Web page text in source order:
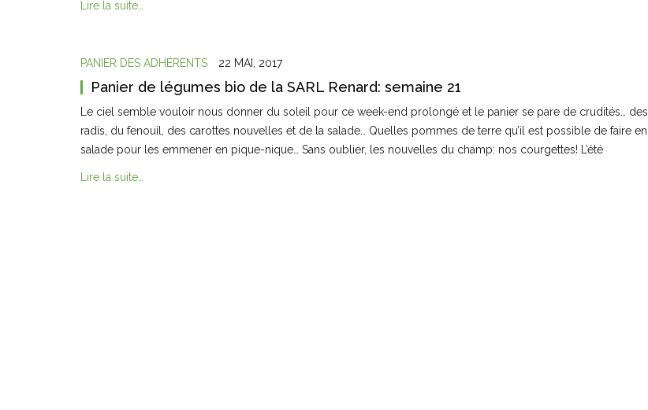
Lire la suite…
PANIER DES ADHÉRENTS 22 MAI, 2017
Panier de légumes bio de la SARL Renard: semaine 21
Le ciel semble vouloir nous donner du soleil pour ce week-end prolongé et le panier se pare de crudités… des
radis, du fenouil, des carottes nouvelles et de la salade… Quelles pommes de terre qu’il est possible de faire en
salade pour les emmener en pique-nique… Sans oublier, les nouvelles du champ: nos courgettes! L’été
Lire la suite…